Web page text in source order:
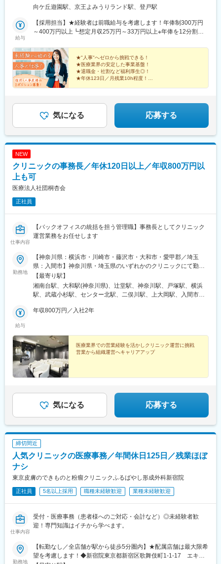
分【人事庶務】▼南山リハビリテーション病院東京都稲城市矢野
歩12分・「稲城長沼駅」徒歩20分★稲城駅・稲城長沼駅から送迎
バスがあります！
向ケ丘遊園駅、京王よみうりランド駅、登戸駅
給与
【採用担当】★経験者は前職給与を考慮します！年俸制300万円
～400万円以上┗想定月収25万円～33万円以上※年俸を12分割し
庶務】★経験者は前職給与を考慮します！月給20万円以上＋賞与
年2回＋各種手当★残業代は別途1分単位で支給いたします◎経
験・能力を考慮した上で決定いたします
★"人事"へゼロから挑戦できる！
★医療業界の安定した事業基盤！
★退職金・社割など福利厚生◎！
★年休123日／月残業10h程度！
新たなキャリアを築きませんか？
気になる 応募する
NEW
クリニックの事務長／年休120日以上／年収800万円以
上も可
医療法人社団桐杏会
正社員
仕事内容
【バックオフィスの統括を担う管理職】事務長としてクリニック
運営業務をお任せします
勤務地
【神奈川県：横浜市・川崎市・藤沢市・大和市・愛甲郡／埼玉
県：入間市】神奈川県・埼玉県のいずれかのクリニックにて勤務
いただきます。※受動喫煙防止対策：院内禁煙
【最寄り駅】
湘南台駅、大和駅(神奈川県)、辻堂駅、神奈川駅、戸塚駅、横浜
駅、武蔵小杉駅、センター北駅、二俣川駅、上大岡駅、入間市
みらい駅、高島町駅、向河原駅
給与
年収800万円／入社2年
医療業界での営業経験を活かしクリニック運営に挑戦
営業から組織運営へキャリアアップ
気になる 応募する
締切間近
人気クリニックの医療事務／年間休日125日／残業ほぼ
ナシ
東京皮膚のできものと粉瘤クリニックふるばやし形成外科新宿院
正社員 5名以上採用 職種未経験歓迎 業種未経験歓迎
仕事内容
受付・医療事務（患者様へのご対応・会計など）◎未経験者歓
迎！専門知識はイチから学べます。
勤務地
【転勤なし／全店舗が駅から徒歩5分圏内】★配属店舗は最大限希
望を考慮します！◆新宿院東京都新宿区歌舞伎町1-1-17 エキニ